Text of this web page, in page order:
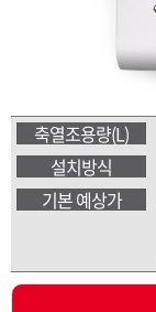
축열조용량(L)
설치방식
기본 예상가